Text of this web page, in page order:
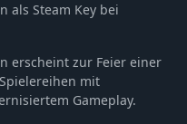
als Steam Key bei
erscheint zur Feier einer
mit
Gameplay.